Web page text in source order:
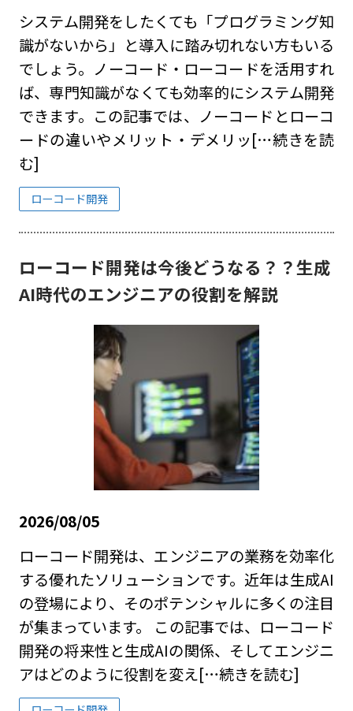
システム開発をしたくても「プログラミング知
識がないから」と導入に踏み切れない方もいる
でしょう。ノーコード・ローコードを活用すれ
ば、専門知識がなくても効率的にシステム開発
できます。この記事では、ノーコードとローコ
ードの違いやメリット・デメリッ[…続きを読
む]
ローコード開発
ローコード開発は今後どうなる？？生成
AI時代のエンジニアの役割を解説
2026/08/05
ローコード開発は、エンジニアの業務を効率化
する優れたソリューションです。近年は生成AI
の登場により、そのポテンシャルに多くの注目
が集まっています。 この記事では、ローコード
開発の将来性と生成AIの関係、そしてエンジニ
アはどのように役割を変え[…続きを読む]